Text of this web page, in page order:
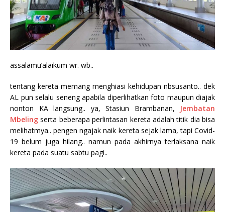
assalamu’alaikum wr. wb..
tentang kereta memang menghiasi kehidupan nbsusanto.. dek
AL pun selalu seneng apabila diperlihatkan foto maupun diajak
nonton KA langsung.. ya, Stasiun Brambanan,
Jembatan
Mbeling serta beberapa perlintasan kereta adalah titik dia bisa
melihatmya.. pengen ngajak naik kereta sejak lama, tapi Covid-
19 belum juga hilang.. namun pada akhirnya terlaksana naik
kereta pada suatu sabtu pagi..